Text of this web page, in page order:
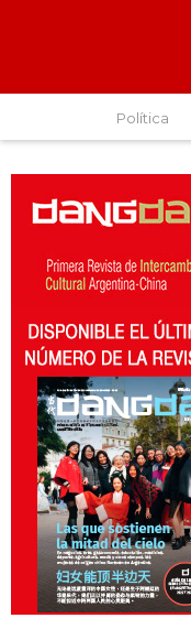
Política